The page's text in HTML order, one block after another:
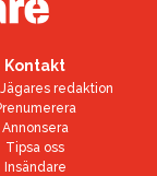
Kontakt
redaktion
Annonsera
Tipsa oss
Insändare